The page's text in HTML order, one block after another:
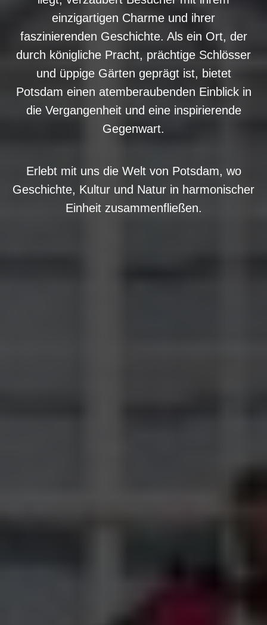
einzigartigen Charme und ihrer
faszinierenden Geschichte. Als ein Ort, der
durch königliche Pracht, prächtige Schlösser
und üppige Gärten geprägt ist, bietet
Potsdam einen atemberaubenden Einblick in
die Vergangenheit und eine inspirierende
Gegenwart.
Erlebt mit uns die Welt von Potsdam, wo
Geschichte, Kultur und Natur in harmonischer
Einheit zusammenfließen.